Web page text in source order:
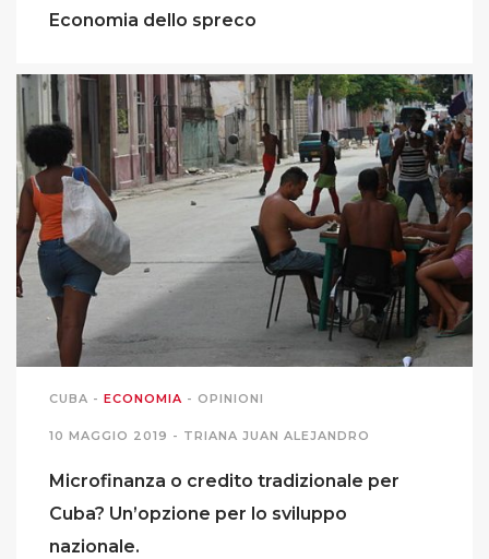
Economia dello spreco
CUBA - ECONOMIA - OPINIONI
10 MAGGIO 2019 - TRIANA JUAN ALEJANDRO
Microfinanza o credito tradizionale per
Cuba? Un’opzione per lo sviluppo
nazionale.